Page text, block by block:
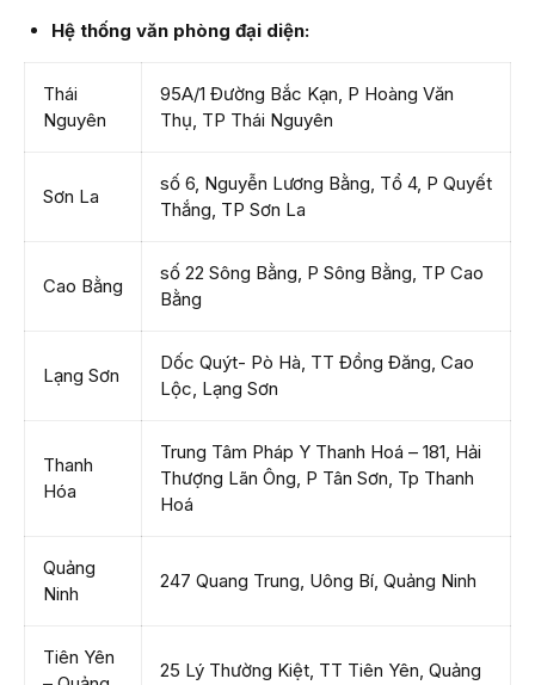
Hệ thống văn phòng đại diện:
Thái
Nguyên
95A/1 Đường Bắc Kạn, P Hoàng Văn
Thụ, TP Thái Nguyên
Sơn La
số 6, Nguyễn Lương Bằng, Tổ 4, P Quyết
Thắng, TP Sơn La
Cao Bằng
số 22 Sông Bằng, P Sông Bằng, TP Cao
Bằng
Lạng Sơn
Dốc Quýt- Pò Hà, TT Đồng Đăng, Cao
Lộc, Lạng Sơn
Thanh
Hóa
Trung Tâm Pháp Y Thanh Hoá – 181, Hải
Thượng Lãn Ông, P Tân Sơn, Tp Thanh
Hoá
Quảng
Ninh
247 Quang Trung, Uông Bí, Quảng Ninh
Tiên Yên
25 Lý Thường Kiệt, TT Tiên Yên, Quảng